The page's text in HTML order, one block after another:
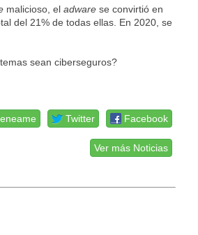
malicioso, eladware se convirtió en
del 21% de todas ellas. En 2020, se
sean ciberseguros?
Facebook
Twitter
Ver más Noticias